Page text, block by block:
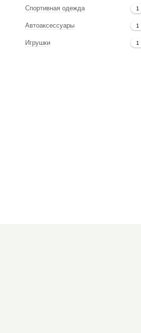
Спортивная одежда 1
Автоаксессуары 1
Игрушки 1